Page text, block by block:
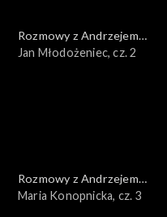
Rozmowy z Andrzejem
Doboszem
Jan Młodożeniec, cz. 2
Rozmowy z Andrzejem
Doboszem
Maria Konopnicka, cz. 3